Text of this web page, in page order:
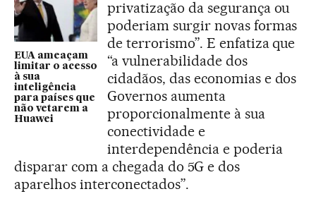
EUA ameaçam
limitar o acesso
à sua
inteligência
para países que
não vetarem a
Huawei
privatização da segurança ou
poderiam surgir novas formas
de terrorismo”. E enfatiza que
“a vulnerabilidade dos
cidadãos, das economias e dos
Governos aumenta
proporcionalmente à sua
conectividade e
interdependência e poderia
disparar com a chegada do 5G e dos
aparelhos interconectados”.